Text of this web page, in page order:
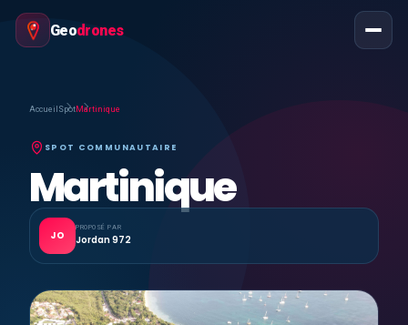
Geodrones
Accueil SpotMartinique
SPOT COMMUNAUTAIRE
Martinique
JO
PROPOSÉ PAR
Jordan 972